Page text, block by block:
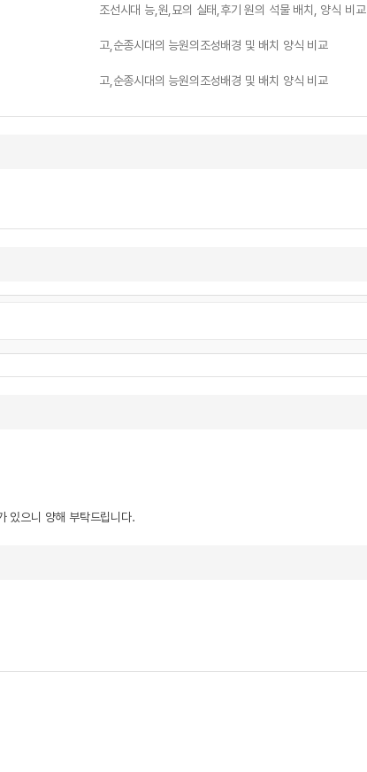
조선시대 능,원,묘의 실태,후기 원의 석물 배치, 양식 비교
고,순종시대의 능원의조성배경 및 배치 양식 비교
고,순종시대의 능원의조성배경 및 배치 양식 비교
있으니 양해 부탁드립니다.